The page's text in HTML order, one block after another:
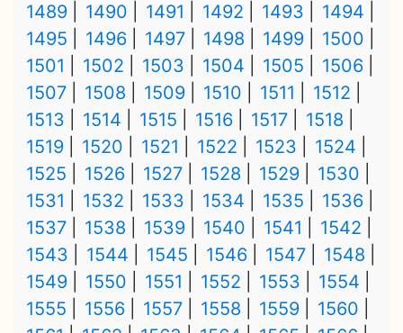
1489
1490 1491 1492 1493
1494
1495
1496 1497 1498 1499
1500
1501
1502 1503 1504 1505
1506
1507
1508 1509 1510 1511
1512
1513
1514 1515 1516 1517
1518
1519
1520 1521 1522 1523
1524
1525
1526 1527 1528 1529
1530
1531
1532 1533 1534 1535
1536
1537
1538 1539 1540 1541
1542
1543
1544 1545 1546 1547
1548
1549
1550 1551 1552 1553
1554
1555
1556 1557 1558 1559
1560